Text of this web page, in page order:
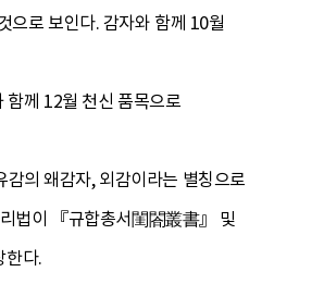
으로 보인다. 감자와 함께 10월
함께 12월 천신 품목으로
의 왜감자, 외감이라는 별칭으로
법이 『규합총서閨閤叢書』 및
한다.